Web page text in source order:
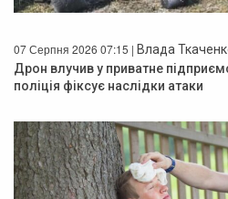
07 Серпня 2026 07:15 | Влада
Дрон влучив у приватне
поліція фіксує наслідки атаки